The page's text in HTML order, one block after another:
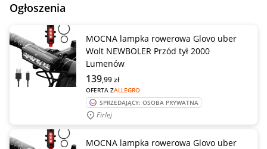
Ogłoszenia
MOCNA lampka rowerowa Glovo uber
Wolt NEWBOLER Przód tył 2000
Lumenów
OFERTA ZALLEGRO
139,99zł
SPRZEDAJĄCY: OSOBA PRYWATNA
Firlej
MOCNA lampka rowerowa Glovo uber